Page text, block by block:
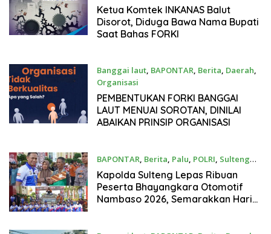
Juni 14, 2026
Ketua Komtek INKANAS Balut
Disorot, Diduga Bawa Nama Bupati
Saat Bahas FORKI
Banggai laut, BAPONTAR, Berita, Daerah,
Organisasi
Juni 13, 2026
PEMBENTUKAN FORKI BANGGAI
LAUT MENUAI SOROTAN, DINILAI
ABAIKAN PRINSIP ORGANISASI
BAPONTAR, Berita, Palu, POLRI, Sulteng
Juni 13, 2026
Kapolda Sulteng Lepas Ribuan
Peserta Bhayangkara Otomotif
Nambaso 2026, Semarakkan Hari